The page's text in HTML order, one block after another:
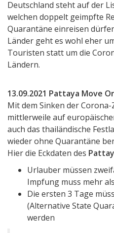
Deutschland steht auf der
welchen doppelt geimpfte
Quarantäne einreisen
Länder geht es wohl eher
Touristen statt um die
Ländern.
13.09.2021 Pattaya Move
Mit dem Sinken der
mittlerweile auf
auch das thailändische
wieder ohne Quarantäne
Hier die Eckdaten des
Urlauber müssen
Impfung muss mehr
Die ersten 3 Tage
(Alternative State
werden